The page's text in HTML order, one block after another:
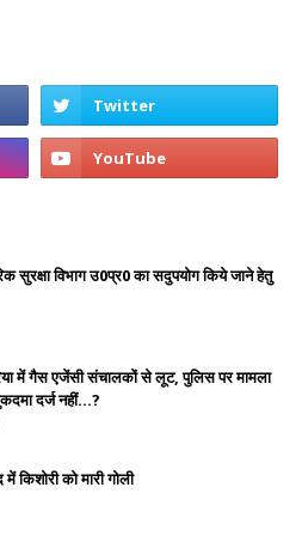
सुरक्षा विभाग उ0प्र0 का सदुपयोग किये जाने हेतु
में गैस एजेंसी संचालकों से लूट, पुलिस पर मामला
दर्ज नहीं...?
किशोरी को मारी गोली